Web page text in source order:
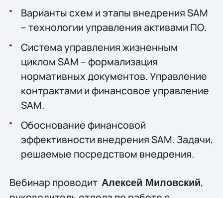
Варианты схем и этапы внедрения SAM
– технологии управления активами ПО.
Система управления жизненным
циклом SAM – формализация
нормативных документов. Управление
контрактами и финансовое управление
SAM.
Обоснование финансовой
эффективности внедрения SAM. Задачи,
решаемые посредством внедрения.
Вебинар проводит Алексей Миловский,